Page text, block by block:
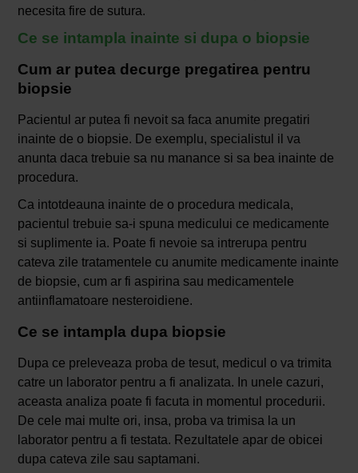
necesita fire de sutura.
Ce se intampla inainte si dupa o biopsie
Cum ar putea decurge pregatirea pentru
biopsie
Pacientul ar putea fi nevoit sa faca anumite pregatiri
inainte de o biopsie. De exemplu, specialistul il va
anunta daca trebuie sa nu manance si sa bea inainte de
procedura.
Ca intotdeauna inainte de o procedura medicala,
pacientul trebuie sa-i spuna medicului ce medicamente
si suplimente ia. Poate fi nevoie sa intrerupa pentru
cateva zile tratamentele cu anumite medicamente inainte
de biopsie, cum ar fi aspirina sau medicamentele
antiinflamatoare nesteroidiene.
Ce se intampla dupa biopsie
Dupa ce preleveaza proba de tesut, medicul o va trimita
catre un laborator pentru a fi analizata. In unele cazuri,
aceasta analiza poate fi facuta in momentul procedurii.
De cele mai multe ori, insa, proba va trimisa la un
laborator pentru a fi testata. Rezultatele apar de obicei
dupa cateva zile sau saptamani.